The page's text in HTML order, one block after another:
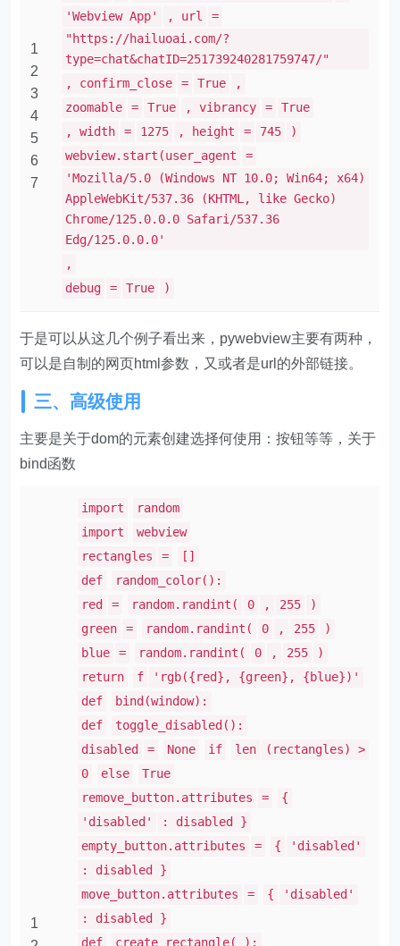
1
2
3
4
5
6
7
'Webview App'
, url
=
"https://hailuoai.com/?
type=chat&chatID=251739240281759747/"
, confirm_close
= True
,
zoomable
= True , vibrancy =
True
, width
= 1275 , height = 745
)
webview.start(user_agent
=
'Mozilla/5.0 (Windows NT 10.0; Win64; x64)
AppleWebKit/537.36 (KHTML, like Gecko)
Chrome/125.0.0.0 Safari/537.36
Edg/125.0.0.0'
,
debug
= True )
于是可以从这几个例子看出来，pywebview主要有两种，
可以是自制的网页html参数，又或者是url的外部链接。
三、高级使用
主要是关于dom的元素创建选择何使用：按钮等等，关于
bind函数
1
import
random
import
webview
rectangles
=
[]
def
random_color():
red
= random.randint( 0 , 255
)
green
= random.randint( 0 , 255
)
blue
= random.randint( 0 , 255
)
return
f
'rgb({red}, {green}, {blue})'
def
bind(window):
def
toggle_disabled():
disabled
= None if len
(rectangles) >
0
else
True
remove_button.attributes
=
{
'disabled'
: disabled }
empty_button.attributes
= {
'disabled'
: disabled }
move_button.attributes
= {
'disabled'
: disabled }
def
create_rectangle(_):